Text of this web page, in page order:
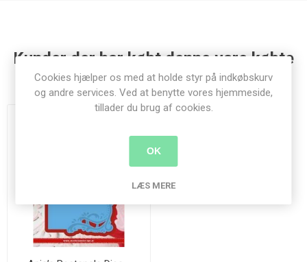
Kunder der har købt denne vare købte
også
Cookies hjælper os med at holde styr på indkøbskurv
og andre services. Ved at benytte vores hjemmeside,
tillader du brug af cookies.
OK
LÆS MERE